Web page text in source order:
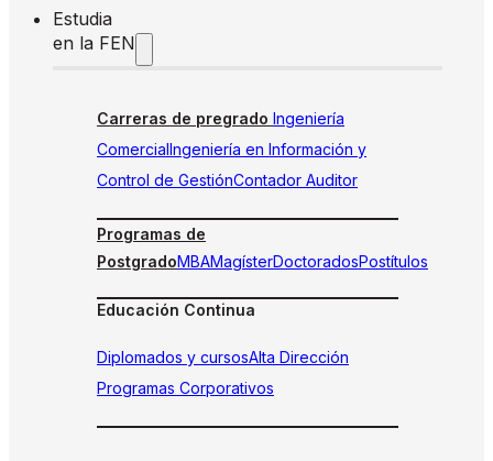
Estudia
en la FEN
Carreras de pregrado Ingeniería
ComercialIngeniería en Información y
Control de GestiónContador Auditor
Programas de
PostgradoMBAMagísterDoctoradosPostítulos
Educación Continua
Diplomados y cursosAlta Dirección
Programas Corporativos